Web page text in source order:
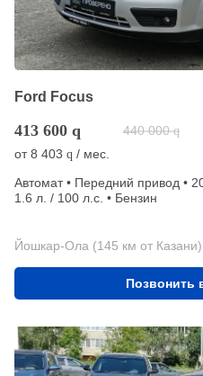
Ford Focus
413 600 q 440 000 q
от8 403 q / мес.
Автомат • Передний привод •
1.6 л. / 100 л.с. • Бензин
Йошкар-Ола (145 км от Казани)
Позвонить